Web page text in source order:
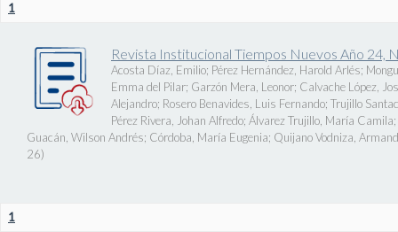
1
Revista Institucional Tiempos Nuevos Año 24,
Acosta Díaz, Emilio; Pérez Hernández, Harold Arlés;
Emma del Pilar; Garzón Mera, Leonor; Calvache López,
Alejandro; Rosero Benavides, Luis Fernando; Trujillo
Pérez Rivera, Johan Alfredo; Álvarez Trujillo, María Camila;
Guacán, Wilson Andrés; Córdoba, María Eugenia; Quijano Vodniza,
26)
1